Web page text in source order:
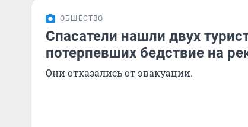
ОБЩЕСТВО
Спасатели нашли двух
потерпевших бедствие на
Они отказались от эвакуации.